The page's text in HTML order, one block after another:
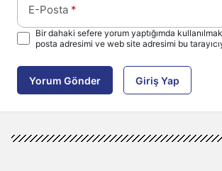
E-Posta *
Bir dahaki sefere yorum yaptığımda
posta adresimi ve web site adresimi bu
Yorum Gönder Giriş Yap